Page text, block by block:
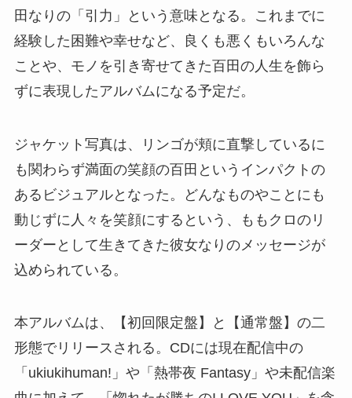
田なりの「引力」という意味となる。これまでに
経験した困難や幸せなど、良くも悪くもいろんな
ことや、モノを引き寄せてきた百田の人生を飾ら
ずに表現したアルバムになる予定だ。
ジャケット写真は、リンゴが頬に直撃しているに
も関わらず満面の笑顔の百田というインパクトの
あるビジュアルとなった。どんなものやことにも
動じずに人々を笑顔にするという、ももクロのリ
ーダーとして生きてきた彼女なりのメッセージが
込められている。
本アルバムは、【初回限定盤】と【通常盤】の二
形態でリリースされる。CDには現在配信中の
「ukiukihuman!」や「熱帯夜 Fantasy」や未配信楽